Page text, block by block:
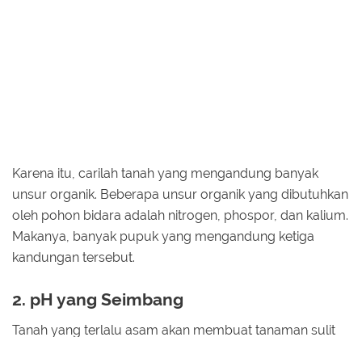
Karena itu, carilah tanah yang mengandung banyak
unsur organik. Beberapa unsur organik yang dibutuhkan
oleh pohon bidara adalah nitrogen, phospor, dan kalium.
Makanya, banyak pupuk yang mengandung ketiga
kandungan tersebut.
2. pH yang Seimbang
Tanah yang terlalu asam akan membuat tanaman sulit